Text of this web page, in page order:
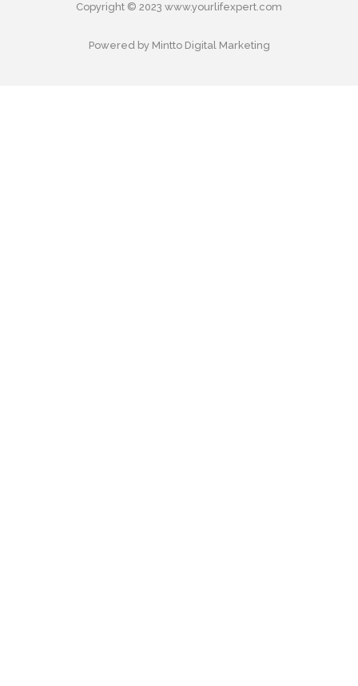
Copyright © 2023 www.yourlifexpert.com
Powered by Mintto Digital Marketing